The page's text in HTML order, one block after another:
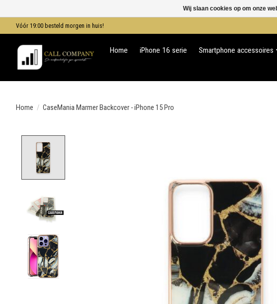
Vóór 19:00 besteld morgen in huis!
Home iPhone 16 serie Smartphone accessoires
Home / CaseMania Marmer Backcover - iPhone 15 Pro
Wij slaan cookies op om onze